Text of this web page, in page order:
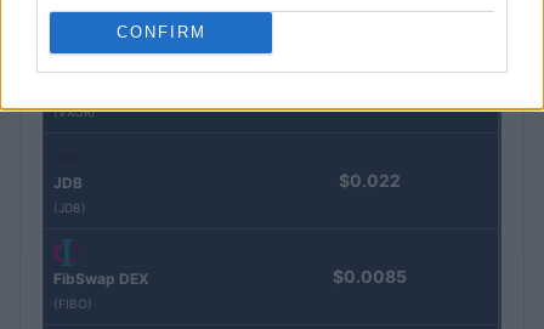
CONFIRM
(STINJ)
(VXOR)
JDB
(JDB)
$0.022
FibSwap DEX
(FIBO)
$0.0085